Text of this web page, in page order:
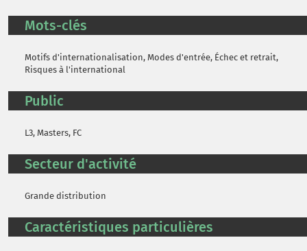
Mots-clés
Motifs d'internationalisation, Modes d'entrée, Échec et retrait,
Risques à l'international
Public
L3, Masters, FC
Secteur d'activité
Grande distribution
Caractéristiques particulières